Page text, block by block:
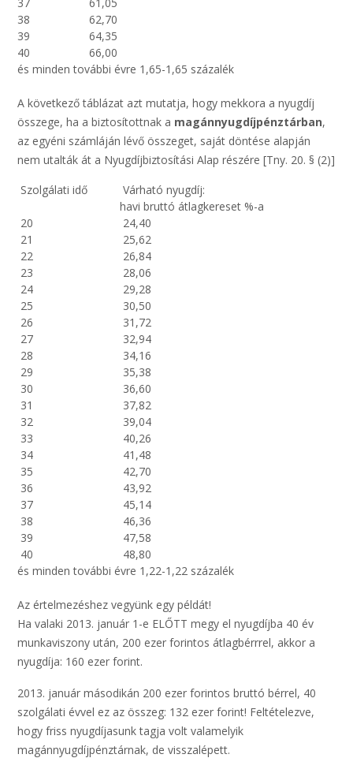
38
62,70
39
64,35
40
66,00
és minden további évre 1,65-1,65 százalék
A következő táblázat azt mutatja, hogy mekkora a nyugdíj
összege, ha a biztosítottnak a magánnyugdíjpénztárban,
az egyéni számláján lévő összeget, saját döntése alapján
nem utalták át a Nyugdíjbiztosítási Alap részére [Tny. 20. § (2)]
Szolgálati idő
Várható nyugdíj:
havi bruttó átlagkereset %-a
20
24,40
21
25,62
22
26,84
23
28,06
24
29,28
25
30,50
26
31,72
27
32,94
28
34,16
29
35,38
30
36,60
31
37,82
32
39,04
33
40,26
34
41,48
35
42,70
36
43,92
37
45,14
38
46,36
39
47,58
40
48,80
és minden további évre 1,22-1,22 százalék
Az értelmezéshez vegyünk egy példát!
Ha valaki 2013. január 1-e ELŐTT megy el nyugdíjba 40 év
munkaviszony után, 200 ezer forintos átlagbérrrel, akkor a
nyugdíja: 160 ezer forint.
2013. január másodikán 200 ezer forintos bruttó bérrel, 40
szolgálati évvel ez az összeg: 132 ezer forint! Feltételezve,
hogy friss nyugdíjasunk tagja volt valamelyik
magánnyugdíjpénztárnak, de visszalépett.